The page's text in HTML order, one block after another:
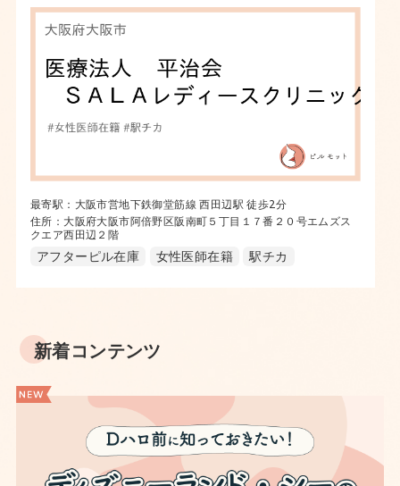
最寄駅：大阪市営地下鉄御堂筋線 西田辺駅 徒歩2分
住所：大阪府大阪市阿倍野区阪南町５丁目１７番２０号エムズス
クエア西田辺２階
アフターピル在庫 女性医師在籍 駅チカ
新着コンテンツ